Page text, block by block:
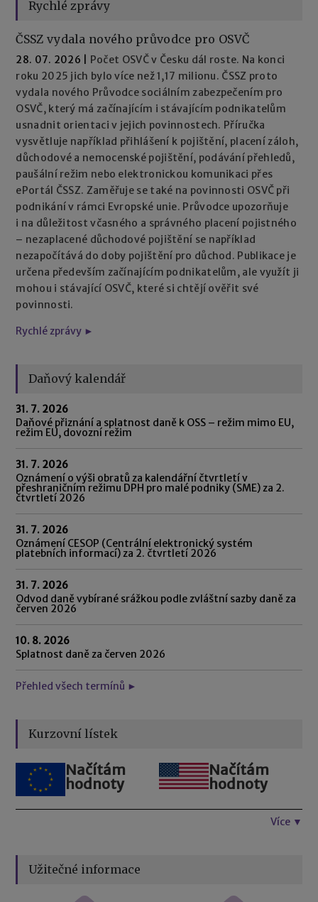
Rychlé zprávy
ČSSZ vydala nového průvodce pro OSVČ
28. 07. 2026
Počet OSVČ v Česku dál roste. Na konci
roku 2025 jich bylo více než 1,17 milionu. ČSSZ proto
vydala nového Průvodce sociálním zabezpečením pro
OSVČ, který má začínajícím i stávajícím podnikatelům
usnadnit orientaci v jejich povinnostech. Příručka
vysvětluje například přihlášení k pojištění, placení záloh,
důchodové a nemocenské pojištění, podávání přehledů,
paušální režim nebo elektronickou komunikaci přes
ePortál ČSSZ. Zaměřuje se také na povinnosti OSVČ při
podnikání v rámci Evropské unie. Průvodce upozorňuje
i na důležitost včasného a správného placení pojistného
– nezaplacené důchodové pojištění se například
nezapočítává do doby pojištění pro důchod. Publikace je
určena především začínajícím podnikatelům, ale využít ji
mohou i stávající OSVČ, které si chtějí ověřit své
povinnosti.
Rychlé zprávy ►
Daňový kalendář
31. 7. 2026
Daňové přiznání a splatnost daně k OSS – režim mimo EU,
režim EU, dovozní režim
31. 7. 2026
Oznámení o výši obratů za kalendářní čtvrtletí v
přeshraničním režimu DPH pro malé podniky (SME) za 2.
čtvrtletí 2026
31. 7. 2026
Oznámení CESOP (Centrální elektronický systém
platebních informací) za 2. čtvrtletí 2026
31. 7. 2026
Odvod daně vybírané srážkou podle zvláštní sazby daně za
červen 2026
10. 8. 2026
Splatnost daně za červen 2026
Přehled všech termínů ►
Kurzovní lístek
Načítám
hodnoty
Načítám
hodnoty
Více ▼
Užitečné informace